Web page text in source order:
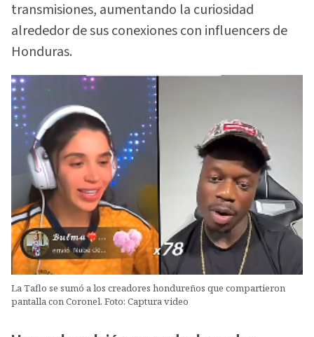
transmisiones, aumentando la curiosidad
alrededor de sus conexiones con influencers de
Honduras.
La Taflo se sumó a los creadores hondureños que compartieron
pantalla con Coronel. Foto: Captura video